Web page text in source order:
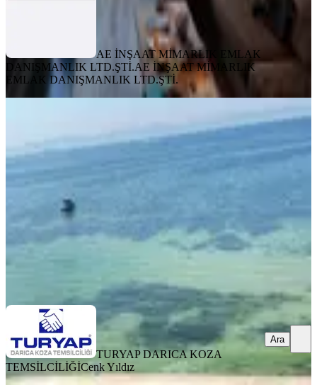
AE İNŞAAT MİMARLIK EMLAK
DANIŞMANLIK LTD.ŞTİ.AE İNŞAAT MİMARLIK
EMLAK DANIŞMANLIK LTD.ŞTİ.
Turyap'dan Site İçi Satılık Yalı Dairesi
Kocaeli, Darıca
21.07.2026
TURYAP DARICA KOZA TEMSİLCİLİĞİ
TURYAP DARICA KOZA
TEMSİLCİLİĞİCenk Yıldız
Ara